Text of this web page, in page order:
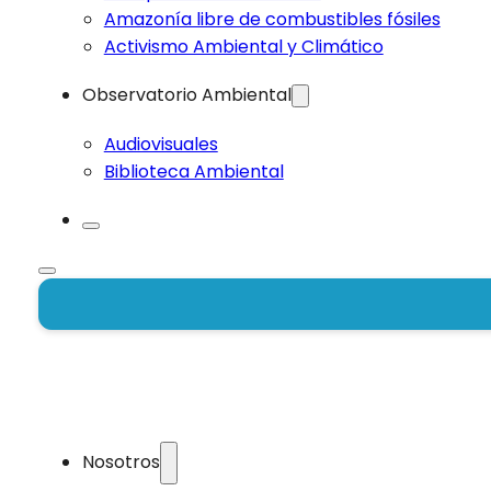
Amazonía libre de combustibles fósiles
Activismo Ambiental y Climático
Observatorio Ambiental
Audiovisuales
Biblioteca Ambiental
Nosotros